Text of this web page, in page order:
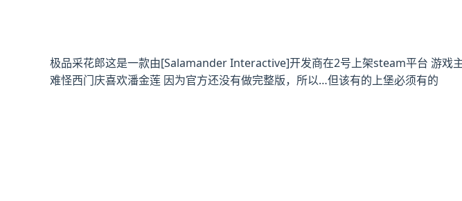
极品采花郎这是一款由[Salamander Interactive]开发商在2号上架steam平台 游戏
难怪西门庆喜欢潘金莲 因为官方还没有做完整版，所以…但该有的上堡必须有的